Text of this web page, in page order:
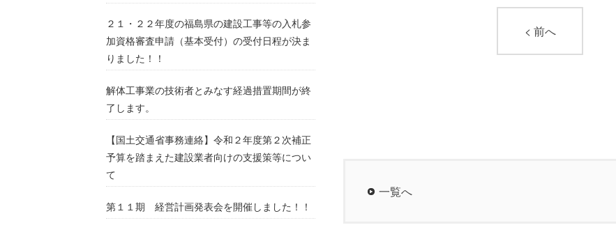
< 前へ
一覧へ
２１・２２年度の福島県の建設工事等の入札参
加資格審査申請（基本受付）の受付日程が決ま
りました！！
解体工事業の技術者とみなす経過措置期間が終
了します。
【国土交通省事務連絡】令和２年度第２次補正
予算を踏まえた建設業者向けの支援策等につい
て
第１１期 経営計画発表会を開催しました！！